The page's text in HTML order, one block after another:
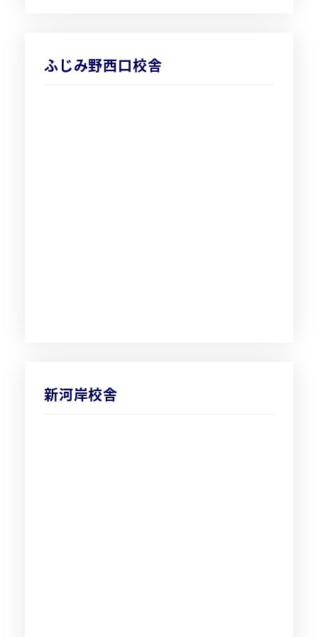
ふじみ野西口校舎
新河岸校舎